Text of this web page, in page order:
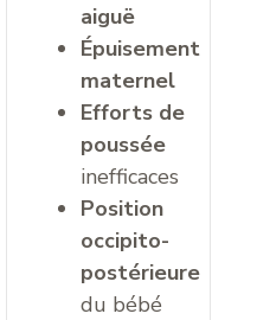
aiguë
Épuisement
maternel
Efforts de
poussée
inefficaces
Position
occipito-
postérieure
du bébé